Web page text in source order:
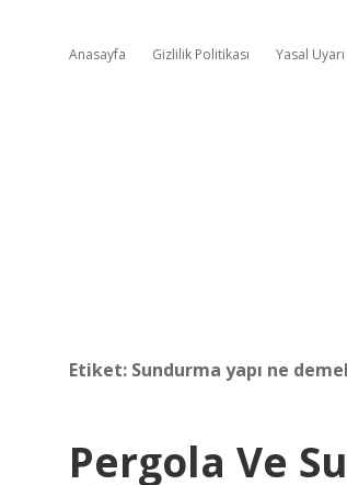
Anasayfa Gizlilik Politikası Yasal Uyarı
Etiket: Sundurma yapı ne
Pergola Ve